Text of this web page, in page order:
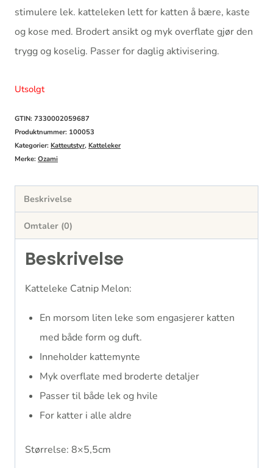
stimulere lek. katteleken lett for katten å bære, kaste
og kose med. Brodert ansikt og myk overflate gjør den
trygg og koselig. Passer for daglig aktivisering.
Utsolgt
GTIN: 7330002059687
Produktnummer: 100053
Kategorier: Katteutstyr, Katteleker
Merke: Ozami
Beskrivelse
Omtaler (0)
Beskrivelse
Katteleke Catnip Melon:
En morsom liten leke som engasjerer katten
med både form og duft.
Inneholder kattemynte
Myk overflate med broderte detaljer
Passer til både lek og hvile
For katter i alle aldre
Størrelse: 8×5,5cm